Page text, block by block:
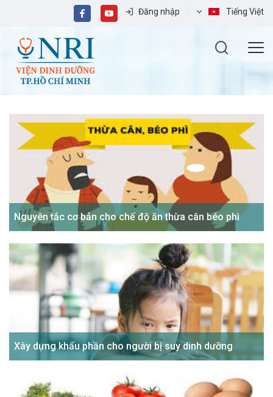
Đăng nhập Tiếng Việt
Nguyên tắc cơ bản cho chế độ ăn thừa cân béo phì
Xây dựng khẩu phần cho người bị suy dinh dưỡng